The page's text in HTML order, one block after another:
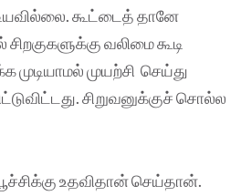
கூட்டைத் தானே
வலிமை கூடி
முடியாமல் முயற்சி செய்து
சிறுவனுக்குச் சொல்ல
உதவிதான் செய்தான்.